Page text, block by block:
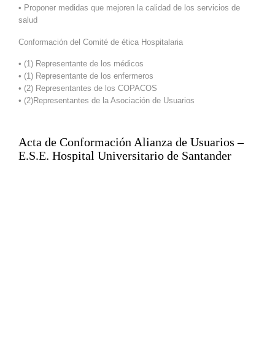
• Proponer medidas que mejoren la calidad de los servicios de
salud
Conformación del Comité de ética Hospitalaria
• (1) Representante de los médicos
• (1) Representante de los enfermeros
• (2) Representantes de los COPACOS
• (2)Representantes de la Asociación de Usuarios
Acta de Conformación Alianza de Usuarios –
E.S.E. Hospital Universitario de Santander